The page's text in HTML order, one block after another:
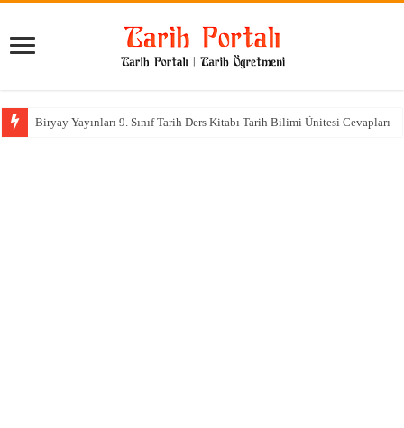
Biryay Yayınları 9. Sınıf Tarih Ders Kitabı Tarih Bilimi Ünitesi Cevapları